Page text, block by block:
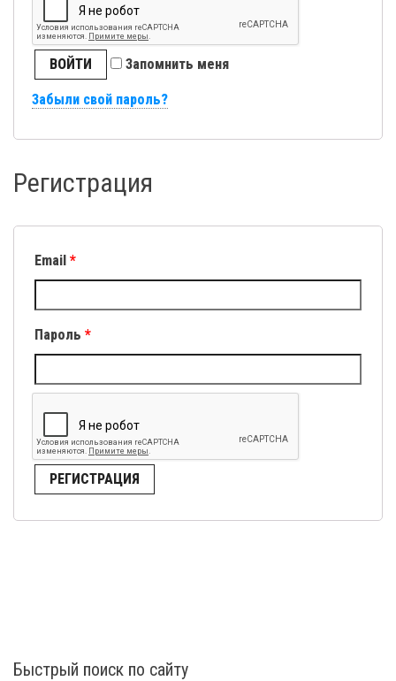
ВОЙТИ Запомнить меня
Забыли свой пароль?
Регистрация
Email *
Пароль *
РЕГИСТРАЦИЯ
Быстрый поиск по сайту